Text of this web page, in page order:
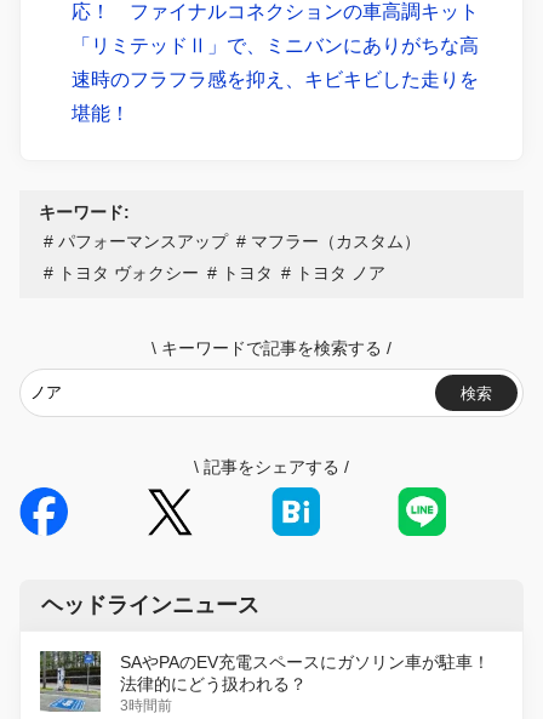
応！ ファイナルコネクションの車高調キット
「リミテッドⅡ」で、ミニバンにありがちな高
速時のフラフラ感を抑え、キビキビした走りを
堪能！
キーワード:
パフォーマンスアップ
マフラー（カスタム）
トヨタ ヴォクシー
トヨタ トヨタ ノア
\ キーワードで記事を検索する /
検索
\ 記事をシェアする /
ヘッドラインニュース
SAやPAのEV充電スペースにガソリン車が駐車！
法律的にどう扱われる？
3時間前